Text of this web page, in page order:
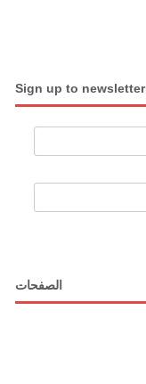
Sign up to newsletter
الصفحات